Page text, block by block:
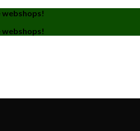
webshops!
webshops!